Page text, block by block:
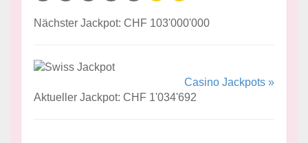
Nächster Jackpot: CHF 103'000'000
Casino Jackpots »
Aktueller Jackpot: CHF 1'034'692